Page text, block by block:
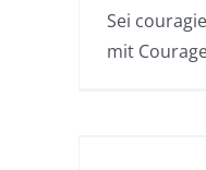
Sei
mit